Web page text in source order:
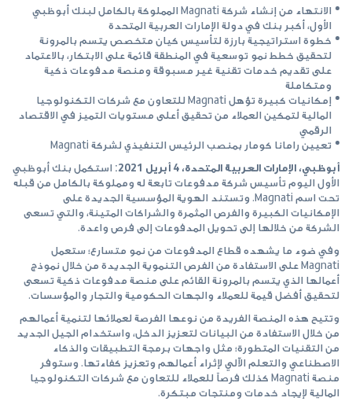
الانتهاء من إنشاء شركة Magnati المملوكة بالكامل لبنك أبوظبي
الأول، أكبر بنك في دولة الإمارات العربية المتحدة
خطوة استراتيجية بارزة لتأسيس كيان متخصص يتسم بالمرونة
لتحقيق خطط نمو توسعية في المنطقة قائمة على الابتكار، بالاعتماد
على تقديم خدمات تقنية غير مسبوقة ومنصة مدفوعات ذكية
ومتكاملة
إمكانيات كبيرة تؤهل Magnati للتعاون مع شركات التكنولوجيا
المالية لتمكين العملاء من تحقيق أعلى مستويات التميز في الاقتصاد
الرقمي
تعيين رامانا كومار بمنصب الرئيس التنفيذي لشركة Magnati
أبوظبي، الإمارات العربية المتحدة، 4 أبريل 2021:
استكمل بنك أبوظبي
الأول اليوم تأسيس شركة مدفوعات تابعة له ومملوكة بالكامل من قبله
تحت اسم Magnati. وتستند الهوية المؤسسية الجديدة على
الإمكانيات الكبيرة والفرص المثمرة والشراكات المتينة، والتي تسعى
الشركة من خلالها إلى تحويل المدفوعات إلى فرص واعدة.
وفي ضوء ما يشهده قطاع المدفوعات من نمو متسارع؛ ستعمل
Magnati على الاستفادة من الفرص التنموية الجديدة من خلال نموذج
أعمالها الذي يتسم بالمرونة القائم على منصة مدفوعات ذكية تسعى
لتحقيق أفضل قيمة للعملاء والجهات الحكومية والتجار والمؤسسات.
وتتيح هذه المنصة الفريدة من نوعها الفرصة لعملائها لتنمية أعمالهم
من خلال الاستفادة من البيانات لتعزيز الدخل، واستخدام الجيل الجديد
من التقنيات المتطورة؛ مثل واجهات برمجة التطبيقات والذكاء
الاصطناعي والتعلم الآلي لإثراء أعمالهم وتعزيز كفاءتها. وستوفر
منصة Magnati كذلك فرصاً للعملاء للتعاون مع شركات التكنولوجيا
المالية لإيجاد خدمات ومنتجات مبتكرة.